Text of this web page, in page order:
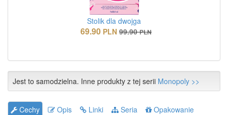
Stolik dla dwojga
69.90 PLN 99.90 PLN
Jest to samodzielna. Inne produkty z tej serii Monopoly >>
Cechy Opis Linki Seria
Opakowanie